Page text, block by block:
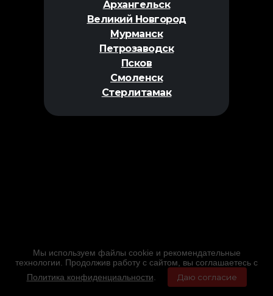
Архангельск
Великий Новгород
Мурманск
Петрозаводск
Псков
Смоленск
Стерлитамак
Мы используем файлы cookie и рекомендательные
технологии. Продолжив работу с сайтом, вы соглашаетесь с
Политика конфиденциальности
Даю согласие